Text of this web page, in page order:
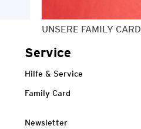
UNSERE FAMILY CARD
Service
Hilfe & Service
Family Card
Newsletter